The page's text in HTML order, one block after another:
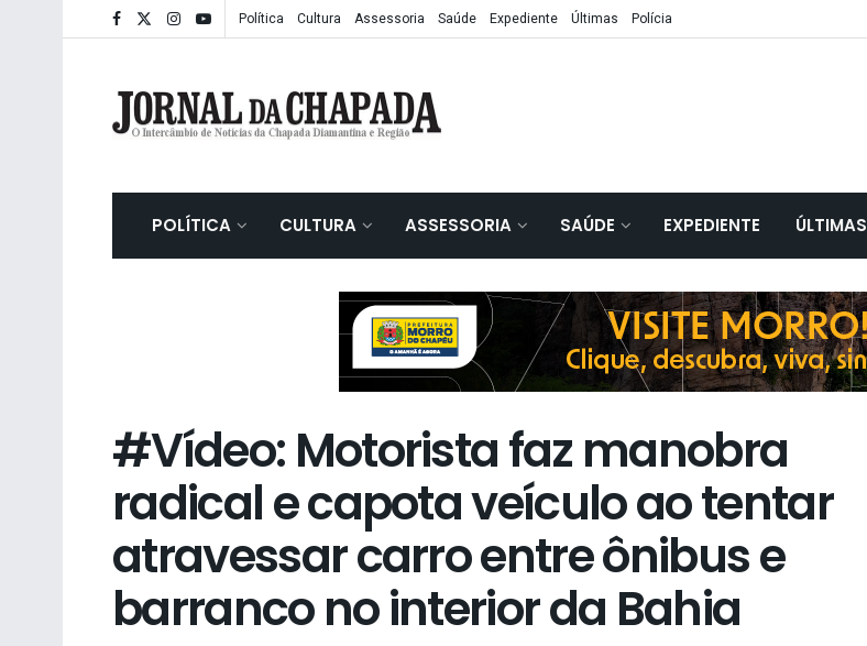
Política Cultura Assessoria Saúde Expediente Últimas Polícia
POLÍTICA CULTURA ASSESSORIA SAÚDE EXPEDIENTE ÚLTIMAS
#Vídeo: Motorista faz manobra
radical e capota veículo ao tentar
atravessar carro entre ônibus e
barranco no interior da Bahia